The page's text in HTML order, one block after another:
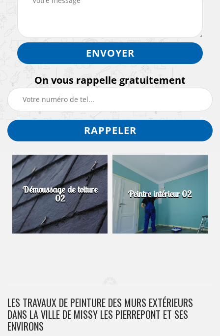
On vous rappelle gratuitement
Démoussage de toiture
02 Peintre intérieur 02
LES TRAVAUX DE PEINTURE DES MURS EXTÉRIEURS
DANS LA VILLE DE MISSY LES PIERREPONT ET SES
ENVIRONS